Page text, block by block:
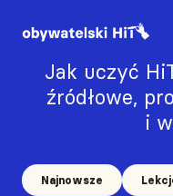
Jak uczyć
źródłowe,
i
Najnowsze